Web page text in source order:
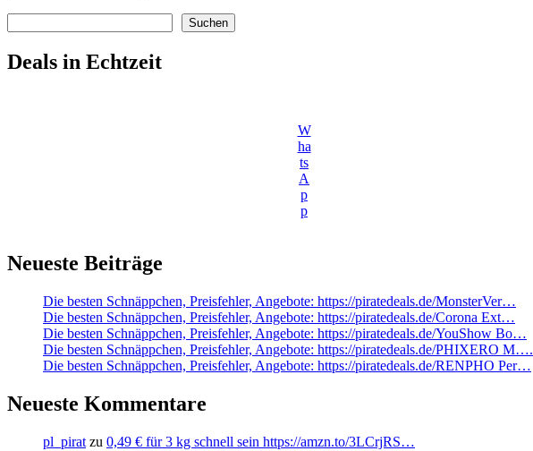
Suchen
Deals in Echtzeit
W
ha
ts
A
p
p
Neueste Beiträge
Die besten Schnäppchen, Preisfehler, Angebote: https://piratedeals.de/MonsterVer…
Die besten Schnäppchen, Preisfehler, Angebote: https://piratedeals.de/Corona Ext…
Die besten Schnäppchen, Preisfehler, Angebote: https://piratedeals.de/YouShow Bo…
Die besten Schnäppchen, Preisfehler, Angebote: https://piratedeals.de/PHIXERO M….
Die besten Schnäppchen, Preisfehler, Angebote: https://piratedeals.de/RENPHO Per…
Neueste Kommentare
pl_pirat zu 0,49 € für 3 kg schnell sein https://amzn.to/3LCrjRS…